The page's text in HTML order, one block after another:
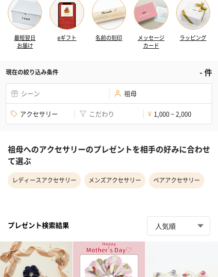
最短翌日
お届け
eギフト 名前の刻印
メッセージ
カード
ラッピング
現在の絞り込み条件 -件
シーン 祖母
アクセサリー こだわり ¥ 1,000 ~ 2,000
祖母へのアクセサリーのプレゼントを相手の好みに合わせ
て選ぶ
レディースアクセサリー メンズアクセサリー ペアアクセサリー
プレゼント検索結果